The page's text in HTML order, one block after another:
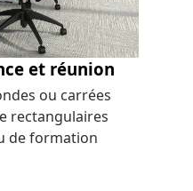
et réunion
ou carrées
rectangulaires
de formation